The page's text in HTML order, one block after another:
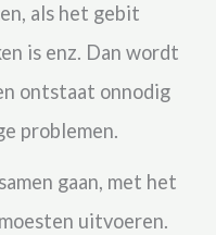
als het gebit
is enz. Dan wordt
ontstaat onnodig
problemen.
gaan, met het
uitvoeren.